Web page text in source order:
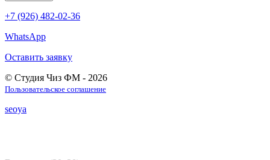
+7 (926) 482-02-36
WhatsApp
Оставить заявку
© Студия Чиз ФМ - 2026
Пользовательское соглашение
seoya